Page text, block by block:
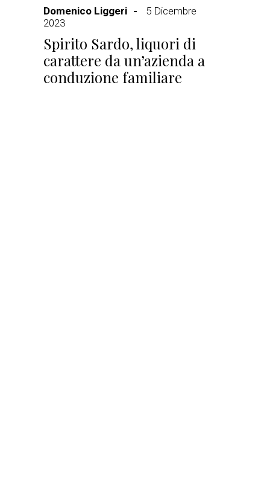
Domenico Liggeri
5 Dicembre
2023
Spirito Sardo, liquori di
carattere da un’azienda a
conduzione familiare